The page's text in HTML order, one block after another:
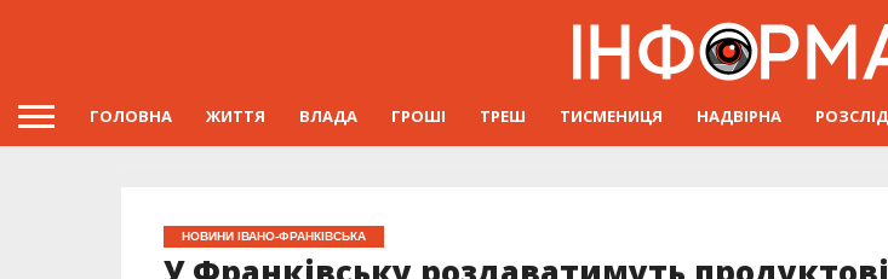
ГОЛОВНА ЖИТТЯ ВЛАДА ГРОШІ ТРЕШ ТИСМЕНИЦЯ НАДВІРНА
НОВИНИ ІВАНО-ФРАНКІВСЬКА